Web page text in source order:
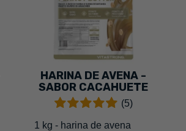
HARINA DE AVENA -
SABOR CACAHUETE
(5)
1 kg - harina de avena